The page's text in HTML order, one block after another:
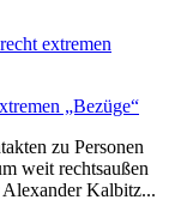
extremen
„Bezüge“
zu Personen
weit rechtsaußen
Kalbitz...